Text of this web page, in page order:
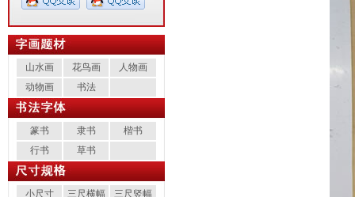
山水画 花鸟画
人物画
动物画
书法
篆书 隶书
楷书
行书
草书
小尺寸 三尺横幅
三尺竖幅